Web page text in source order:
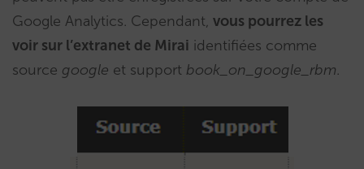
Google Analytics. Cependant, vous pourrez les
voir sur l’extranet de Mirai identifiées comme
source google et support book_on_google_rbm.